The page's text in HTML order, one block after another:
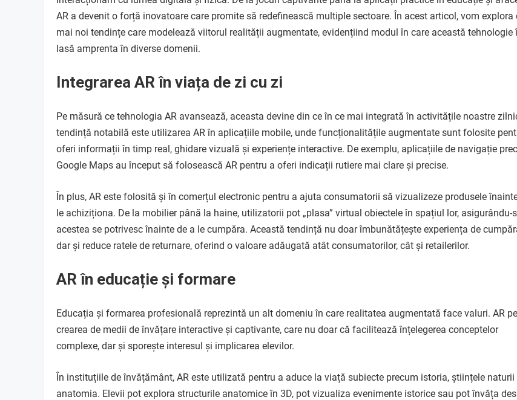
AR a devenit o forță inovatoare care promite să redefinească multiple sectoare. În acest articol, vom explora
mai noi tendințe care modelează viitorul realității augmentate, evidențiind modul în care această tehnologie
lasă amprenta în diverse domenii.
Integrarea AR în viața de zi cu zi
Pe măsură ce tehnologia AR avansează, aceasta devine din ce în ce mai integrată în activitățile noastre
tendință notabilă este utilizarea AR în aplicațiile mobile, unde funcționalitățile augmentate sunt folosite
oferi informații în timp real, ghidare vizuală și experiențe interactive. De exemplu, aplicațiile de navigație
Google Maps au început să folosească AR pentru a oferi indicații rutiere mai clare și precise.
În plus, AR este folosită și în comerțul electronic pentru a ajuta consumatorii să vizualizeze produsele
le achiziționa. De la mobilier până la haine, utilizatorii pot „plasa” virtual obiectele în spațiul lor, asigurându-
acestea se potrivesc înainte de a le cumpăra. Această tendință nu doar îmbunătățește experiența de
dar și reduce ratele de returnare, oferind o valoare adăugată atât consumatorilor, cât și retailerilor.
AR în educație și formare
Educația și formarea profesională reprezintă un alt domeniu în care realitatea augmentată face valuri. AR
crearea de medii de învățare interactive și captivante, care nu doar că facilitează înțelegerea conceptelor
complexe, dar și sporește interesul și implicarea elevilor.
În instituțiile de învățământ, AR este utilizată pentru a aduce la viață subiecte precum istoria, științele naturii
anatomia. Elevii pot explora structurile anatomice în 3D, pot vizualiza evenimente istorice sau pot învăța